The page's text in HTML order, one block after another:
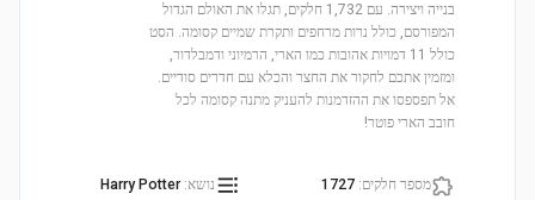
בנייה ויצירה. עם 1,732 חלקים, תגלו את האולם הגדול
המפורסם, כולל נרות מרחפים ותקרת שמיים קסומה. הסט
כולל 11 דמויות אהובות כמו הארי, הרמיוני ודמבלדור,
ומזמין אתכם לחקור את החצר והכלא עם חדרים סודיים.
אל תפספסו את ההזדמנות להעניק מתנה קסומה לכל
חובב הארי פוטר!
מספר חלקים:
1727 נושא:
Harry Potter